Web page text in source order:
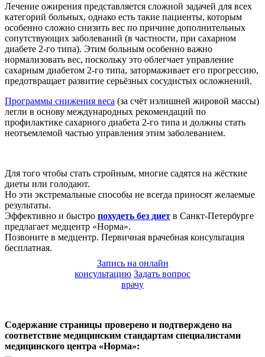
Лечение ожирения представляется сложной задачей для всех
категорий больных, однако есть такие пациенты, которым
особенно сложно снизить вес по причине дополнительных
сопутствующих заболеваний (в частности, при сахарном
диабете 2-го типа). Этим больным особенно важно
нормализовать вес, поскольку это облегчает управление
сахарным диабетом 2-го типа, затормаживает его прогрессию,
предотвращает развитие серьёзных сосудистых осложнений.
Программы снижения веса (за счёт излишней жировой массы)
легли в основу международных рекомендаций по
профилактике сахарного диабета 2-го типа и должны стать
неотъемлемой частью управления этим заболеванием.
Для того чтобы стать стройным, многие садятся на жёсткие
диеты или голодают.
Но эти экстремальные способы не всегда приносят желаемые
результаты.
Эффективно и быстро похудеть без диет в Санкт-Петербурге
предлагает медцентр «Норма».
Позвоните в медцентр. Первичная врачебная консультация
бесплатная.
Запись на онлайн
консультацию Задать вопрос
врачу
Содержание страницы проверено и подтверждено на
соответствие медицинским стандартам специалистами
медицинского центра «Норма»: